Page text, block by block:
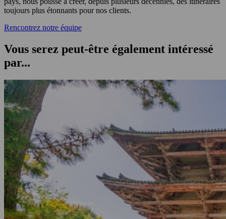
toujours plus étonnants pour nos clients.
Rencontrez notre équipe
Vous serez peut-être également intéressé
par...